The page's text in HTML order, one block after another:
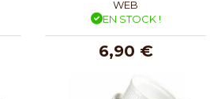
WEB
EN STOCK !
6,90 €